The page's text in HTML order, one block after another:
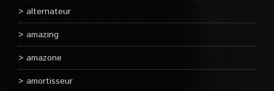
alternateur
amazing
amazone
amortisseur